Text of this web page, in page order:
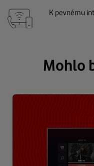
K pevnému
Mohlo